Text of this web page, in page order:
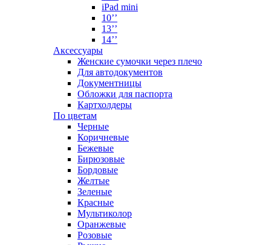
iPad mini
10’’
13’’
14’’
Аксессуары
Женские сумочки через плечо
Для автодокументов
Документницы
Обложки для паспорта
Картхолдеры
По цветам
Черные
Коричневые
Бежевые
Бирюзовые
Бордовые
Желтые
Зеленые
Красные
Мультиколор
Оранжевые
Розовые